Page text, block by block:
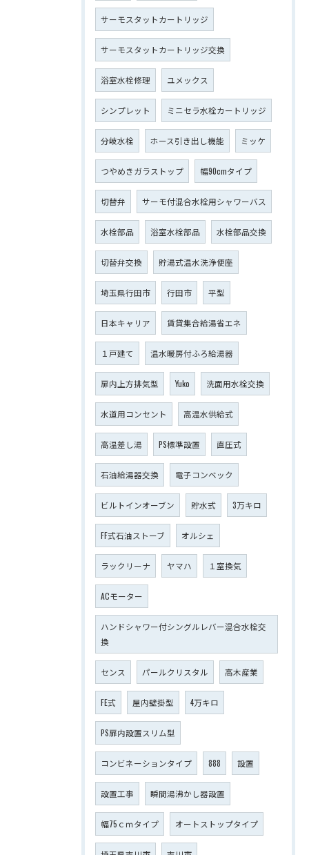
サーモスタットカートリッジ
サーモスタットカートリッジ交換
浴室水栓修理 ユメックス
シンプレット ミニセラ水栓カートリッジ
分岐水栓 ホース引き出し機能 ミッケ
つやめきガラストップ 幅90cmタイプ
切替弁 サーモ付混合水栓用シャワーバス
水栓部品 浴室水栓部品 水栓部品交換
切替弁交換 貯湯式温水洗浄便座
埼玉県行田市 行田市 平型
日本キャリア 賃貸集合給湯省エネ
１戸建て 温水暖房付ふろ給湯器
扉内上方排気型 Yuko 洗面用水栓交換
水道用コンセント 高温水供給式
高温差し湯 PS標準設置 直圧式
石油給湯器交換 電子コンベック
ビルトインオーブン 貯水式 3万キロ
FF式石油ストーブ オルシェ
ラックリーナ ヤマハ １室換気
ACモーター
ハンドシャワー付シングルレバー混合水栓交
換
センス パールクリスタル 高木産業
FE式 屋内壁掛型 4万キロ
PS扉内設置スリム型
コンビネーションタイプ 888 設置
設置工事 瞬間湯沸かし器設置
幅75ｃｍタイプ オートストップタイプ